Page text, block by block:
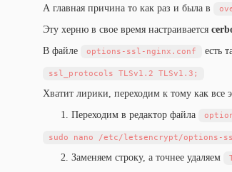
А главная причина то как раз и была в
Эту херню в свое время настраивается
В файле
options-ssl-nginx.conf есть
Хватит лирики, переходим к тому как все
Переходим в редактор файла
Заменяем строку, а точнее удаляем